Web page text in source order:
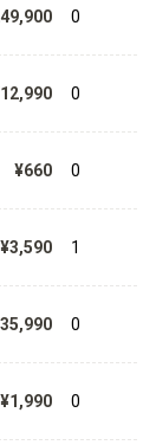
0
0
¥660 0
¥3,590 1
0
¥1,990 0